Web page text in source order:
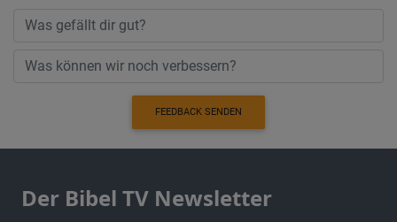
FEEDBACK SENDEN
Der Bibel TV Newsletter